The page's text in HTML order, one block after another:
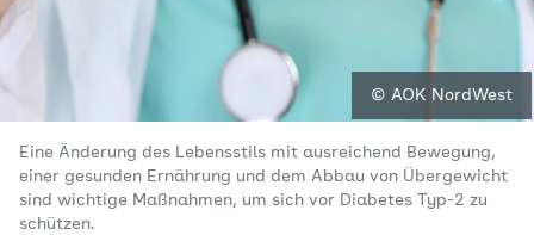
© AOK NordWest
Eine Änderung des Lebensstils mit ausreichend Bewegung,
einer gesunden Ernährung und dem Abbau von Übergewicht
sind wichtige Maßnahmen, um sich vor Diabetes Typ-2 zu
schützen.